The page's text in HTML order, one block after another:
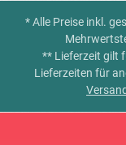
* Alle Preise inkl.
** Lieferzeit gilt
Lieferzeiten für